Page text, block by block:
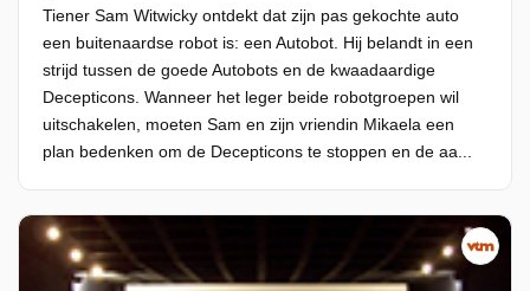
Tiener Sam Witwicky ontdekt dat zijn pas gekochte auto
een buitenaardse robot is: een Autobot. Hij belandt in een
strijd tussen de goede Autobots en de kwaadaardige
Decepticons. Wanneer het leger beide robotgroepen wil
uitschakelen, moeten Sam en zijn vriendin Mikaela een
plan bedenken om de Decepticons te stoppen en de aa...